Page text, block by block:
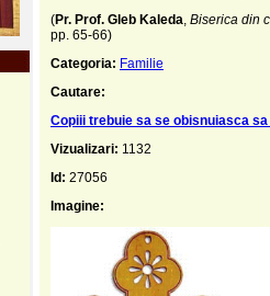
(Pr. Prof. Gleb Kaleda Biserica din
pp. 65-66)
Categoria: Familie
Cautare:
Copiii trebuie sa se obisnuiasca
Vizualizari: 1132
Id: 27056
Imagine: